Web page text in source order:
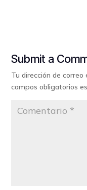
Submit a
Tu dirección de correo
campos obligatorios